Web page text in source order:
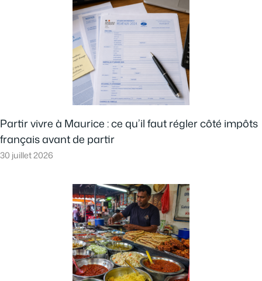
Partir vivre à Maurice : ce qu’il faut régler côté impôts
français avant de partir
30 juillet 2026